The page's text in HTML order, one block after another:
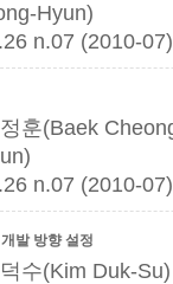
Hyun)
n.07 (2010-07)
훈(Baek
n.07 (2010-07)
발 방향 설정
수(Kim Duk-